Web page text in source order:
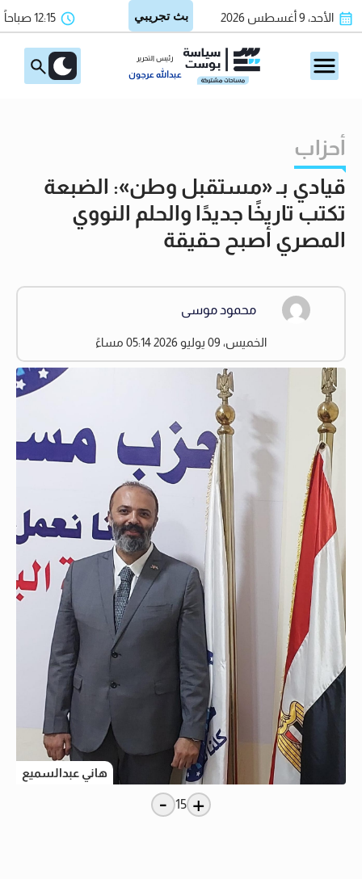
الأحد، 9 أغسطس 2026 12:15 صباحاً
رئيس التحرير
عبدالله عرجون
أحزاب
قيادي بـ «مستقبل وطن»: الضبعة
تكتب تاريخًا جديدًا والحلم النووي
المصري أصبح حقيقة
محمود موسى
الخميس، 09 يوليو 2026 05:14 مساءً
هاني عبدالسميع
+
15
-